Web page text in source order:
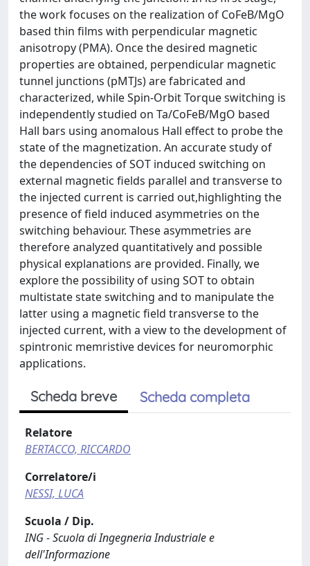
the work focuses on the realization of CoFeB/MgO
based thin films with perpendicular magnetic
anisotropy (PMA). Once the desired magnetic
properties are obtained, perpendicular magnetic
tunnel junctions (pMTJs) are fabricated and
characterized, while Spin-Orbit Torque switching is
independently studied on Ta/CoFeB/MgO based
Hall bars using anomalous Hall effect to probe the
state of the magnetization. An accurate study of
the dependencies of SOT induced switching on
external magnetic fields parallel and transverse to
the injected current is carried out,highlighting the
presence of field induced asymmetries on the
switching behaviour. These asymmetries are
therefore analyzed quantitatively and possible
physical explanations are provided. Finally, we
explore the possibility of using SOT to obtain
multistate state switching and to manipulate the
latter using a magnetic field transverse to the
injected current, with a view to the development of
spintronic memristive devices for neuromorphic
applications.
Scheda breve Scheda completa
Relatore
BERTACCO, RICCARDO
Correlatore/i
NESSI, LUCA
Scuola / Dip.
ING - Scuola di Ingegneria Industriale e
dell'Informazione